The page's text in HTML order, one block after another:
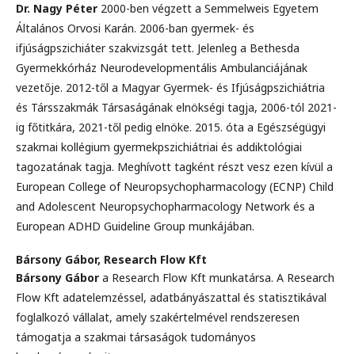
Dr. Nagy Péter 2000-ben végzett a Semmelweis Egyetem
Általános Orvosi Karán. 2006-ban gyermek- és
ifjúságpszichiáter szakvizsgát tett. Jelenleg a Bethesda
Gyermekkórház Neurodevelopmentális Ambulanciájának
vezetője. 2012-től a Magyar Gyermek- és Ifjúságpszichiátria
és Társszakmák Társaságának elnökségi tagja, 2006-tól 2021-
ig főtitkára, 2021-től pedig elnöke. 2015. óta a Egészségügyi
szakmai kollégium gyermekpszichiátriai és addiktológiai
tagozatának tagja. Meghívott tagként részt vesz ezen kívül a
European College of Neuropsychopharmacology (ECNP) Child
and Adolescent Neuropsychopharmacology Network és a
European ADHD Guideline Group munkájában.
Bársony Gábor, Research Flow Kft
Bársony Gábor a Research Flow Kft munkatársa. A Research
Flow Kft adatelemzéssel, adatbányászattal és statisztikával
foglalkozó vállalat, amely szakértelmével rendszeresen
támogatja a szakmai társaságok tudományos